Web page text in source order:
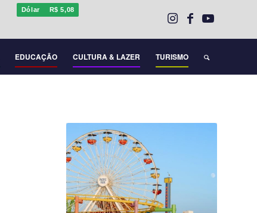
Dólar R$ 5,08
EDUCAÇÃO CULTURA & LAZER TURISMO